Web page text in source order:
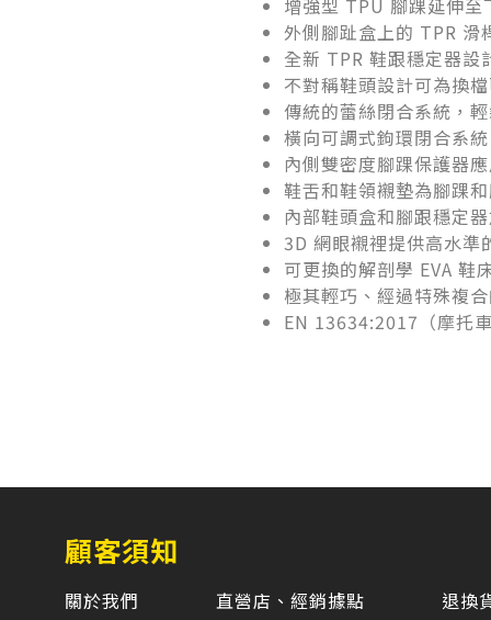
增強型 TPU 腳踝延伸
外側腳趾盒上的 TPR 滑
全新 TPR 鞋跟穩定器設
不對稱鞋頭設計可為換
傳統的蕾絲閉合系統，
橫向可調式鉤環閉合系
內側雙密度腳踝保護器
鞋舌和鞋領襯墊為腳踝
內部鞋頭盒和腳跟穩定
3D 網眼襯裡提供高水準
可更換的解剖學 EVA 鞋
極其輕巧、經過特殊複
EN 13634:2017（摩托
顧客須知
關於我們 直營店、經銷據點 退換